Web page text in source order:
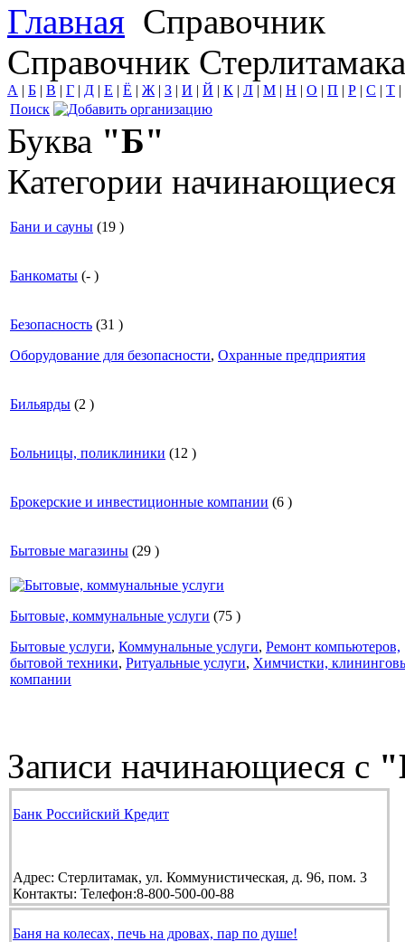
Главная Справочник
Справочник Стерлитамака
А | Б | В | Г | Д | Е | Ё | Ж | З | И | Й | К | Л | М | Н | О | П | Р | С | Т |
Поиск
Буква "Б"
Категории
Бани и сауны (19 )
Банкоматы (- )
Безопасность (31 )
Оборудование для безопасности, Охранные предприятия
Бильярды (2 )
Больницы, поликлиники (12 )
Брокерские и инвестиционные компании (6 )
Бытовые магазины (29 )
Бытовые, коммунальные услуги (75 )
Бытовые услуги, Коммунальные услуги, Ремонт компьютеров,
бытовой техники, Ритуальные услуги, Химчистки,
компании
Записи начинающиеся с
Банк Российский Кредит
Адрес: Стерлитамак, ул. Коммунистическая, д. 96, пом. 3
Контакты: Телефон:8-800-500-00-88
Баня на колесах, печь на дровах, пар по душе!